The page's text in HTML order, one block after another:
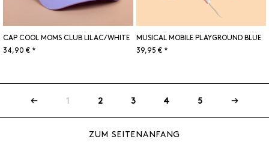
CAP COOL MOMS CLUB LILAC/WHITE
34,90 € *
MUSICAL MOBILE PLAYGROUND BLUE
39,95 € *
1 2 3 4 5
ZUM SEITENANFANG